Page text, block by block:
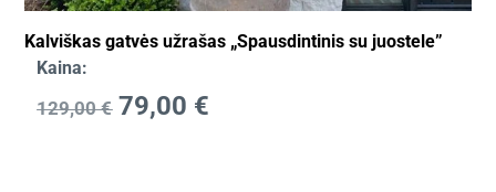
Kalviškas gatvės užrašas „Spausdintinis su juostele”
Kaina:
129,00€ 79,00 €